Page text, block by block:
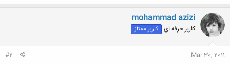
mohammad azizi
کاربر حرفه ای کاربر ممتاز
Mar 30, 2011
#2